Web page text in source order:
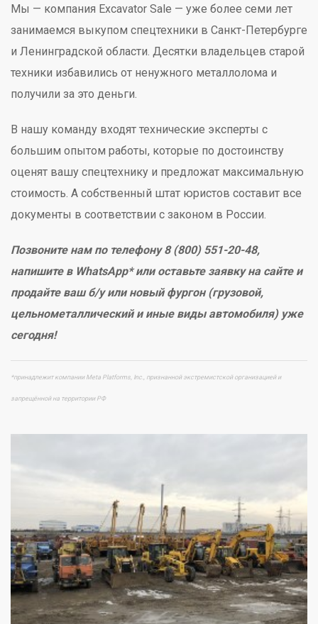
Мы — компания Excavator Sale — уже более семи лет
занимаемся выкупом спецтехники в Санкт-Петербурге
и Ленинградской области. Десятки владельцев старой
техники избавились от ненужного металлолома и
получили за это деньги.
В нашу команду входят технические эксперты с
большим опытом работы, которые по достоинству
оценят вашу спецтехнику и предложат максимальную
стоимость. А собственный штат юристов составит все
документы в соответствии с законом в России.
Позвоните нам по телефону 8 (800) 551-20-48,
напишите в WhatsApp* или оставьте заявку на сайте и
продайте ваш б/у или новый фургон (грузовой,
цельнометаллический и иные виды автомобиля) уже
сегодня!
*принадлежит компании Meta Platforms, Inc., признанной экстремистской организацией и
запрещённой на территории РФ